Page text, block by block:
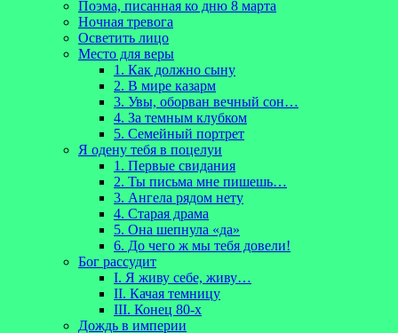
Поэма, писанная ко дню 8 марта
Ночная тревога
Осветить лицо
Место для веры
1. Как должно сыну
2. В мире казарм
3. Увы, оборван вечный сон…
4. За темным клубком
5. Семейный портрет
Я одену тебя в поцелуи
1. Первые свидания
2. Ты письма мне пишешь…
3. Ангела рядом нету
4. Старая драма
5. Она шепнула «да»
6. До чего ж мы тебя довели!
Бог рассудит
I. Я живу себе, живу…
II. Качая темницу
III. Конец 80-х
Дождь в империи